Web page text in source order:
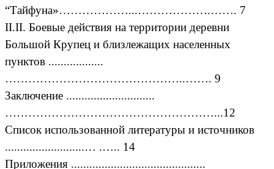
“Тайфуна»………………...……………….……. 7
II.II. Боевые действия на территории деревни
Большой Крупец и близлежащих населенных
пунктов ..................
………………………………………..……. 9
Заключение .............................
………………………………………………...12
Список использованной литературы и источников
..........................… .….. 14
Приложения ............................................